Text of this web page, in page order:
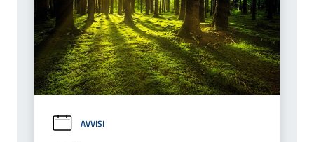
AVVISI